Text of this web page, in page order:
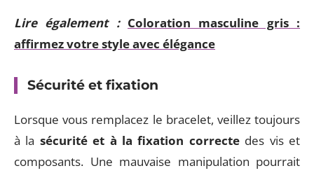
Lire également : Coloration masculine gris :
affirmez votre style avec élégance
Sécurité et fixation
Lorsque vous remplacez le bracelet, veillez toujours
à la sécurité et à la fixation correctedes vis et
composants. Une mauvaise manipulation pourrait